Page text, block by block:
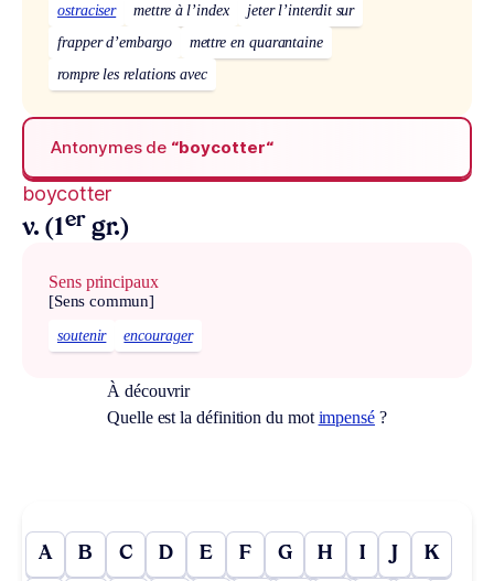
ostraciser mettre à l’index
jeter l’interdit sur
frapper d’embargo
mettre en quarantaine
rompre les relations avec
Antonymes de “boycotter“
boycotter
v. (1er gr.)
Sens principaux
[Sens commun]
soutenir encourager
À découvrir
Quelle est la définition du motimpensé ?
A B C D E F G H I J K